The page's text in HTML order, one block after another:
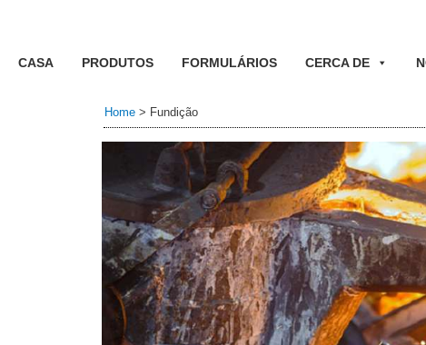
CASA PRODUTOS FORMULÁRIOS CERCA DE
Home > Fundição